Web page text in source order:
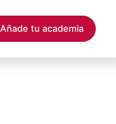
Añade tu academia